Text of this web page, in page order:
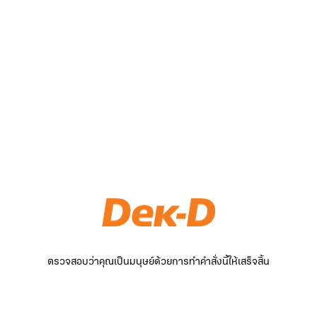
ตรวจสอบว่าคุณเป็นมนุษย์ด้วยการทำคำสั่งนี้ให้เสร็จสิ้น